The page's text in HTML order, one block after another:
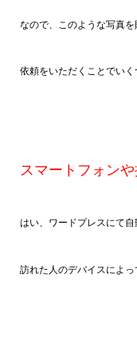
なので、このような写真
依頼をいただくことでいく
スマートフォン
はい、ワードプレスにて
訪れた人のデバイスによっ